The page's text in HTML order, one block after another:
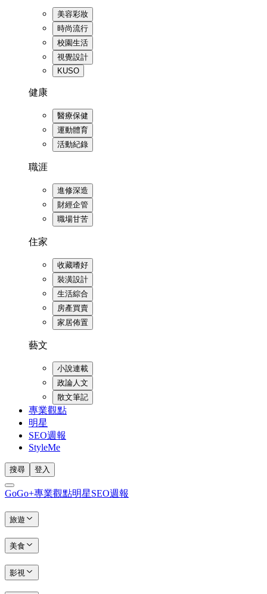
美容彩妝
時尚流行
校園生活
視覺設計
KUSO
健康
醫療保健
運動體育
活動紀錄
職涯
進修深造
財經企管
職場甘苦
住家
收藏嗜好
裝潢設計
生活綜合
房產買賣
家居佈置
藝文
小說連載
政論人文
散文筆記
專業觀點
明星
SEO週報
StyleMe
搜尋 登入
GoGo+專業觀點明星SEO週報
旅遊
美食
影視